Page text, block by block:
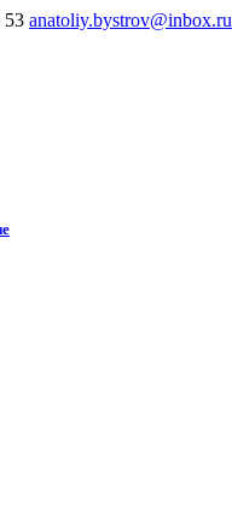
53 anatoliy.bystrov@inbox.ru